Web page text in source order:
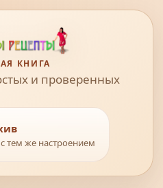
КНИГА
и проверенных
тем же настроением